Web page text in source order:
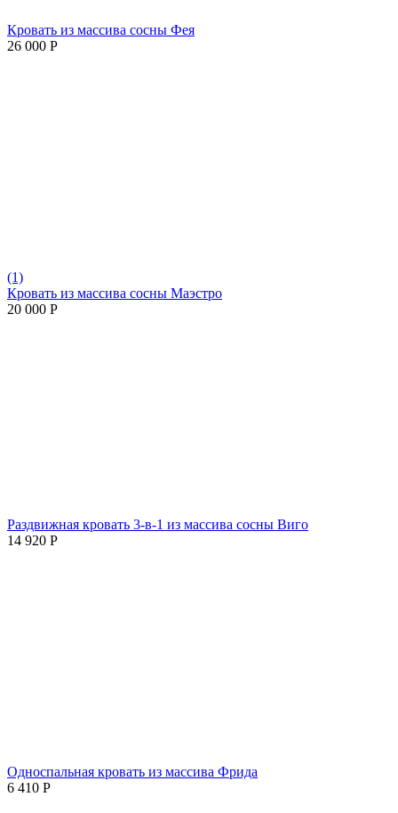
Кровать из массива сосны Фея
26 000 Р
(1)
Кровать из массива сосны Маэстро
20 000 Р
Раздвижная кровать 3-в-1 из массива сосны Виго
14 920 Р
Односпальная кровать из массива Фрида
6 410 Р